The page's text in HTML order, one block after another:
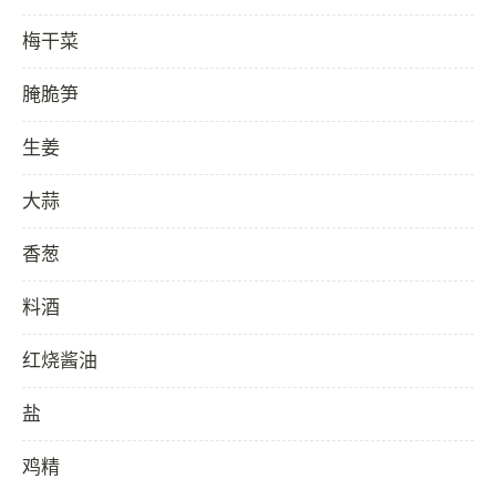
梅干菜
腌脆笋
生姜
大蒜
香葱
料酒
红烧酱油
盐
鸡精